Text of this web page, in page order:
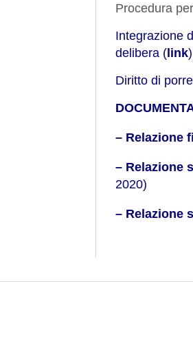
Procedura
Integrazione
delibera ( link)
Diritto di
– Relazione
– Relazione
2020)
– Relazione